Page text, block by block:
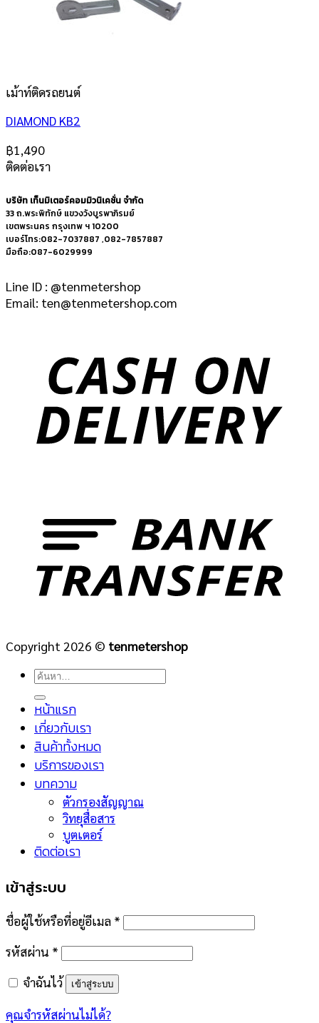
เม้าท์ติดรถยนต์
DIAMOND KB2
฿1,490
ติดต่อเรา
บริษัท เท็นมิเตอร์คอมมิวนิเคชั่น จำกัด
33 ถ.พระพิทักษ์ แขวงวังบูรพาภิรมย์
เขตพระนคร กรุงเทพ ฯ 10200
เบอร์โทร:082-7037887 ,082-7857887
มือถือ:087-6029999
Line ID : @tenmetershop
Email: ten@tenmetershop.com
Copyright 2026 © tenmetershop
ค้นหา:
หน้าแรก
เกี่ยวกับเรา
สินค้าทั้งหมด
บริการของเรา
บทความ
ตัวกรองสัญญาณ
วิทยุสื่อสาร
บูตเตอร์
ติดต่อเรา
เข้าสู่ระบบ
ชื่อผู้ใช้หรือที่อยู่อีเมล *
รหัสผ่าน *
จำฉันไว้
เข้าสู่ระบบ
คุณจำรหัสผ่านไม่ได้?